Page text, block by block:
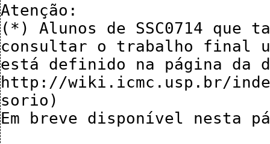
Atenção:
(*) Alunos de SSC0714 que
consultar o trabalho final
está definido na página da
http://wiki.icmc.usp.br/
sorio)
Em breve disponível nesta